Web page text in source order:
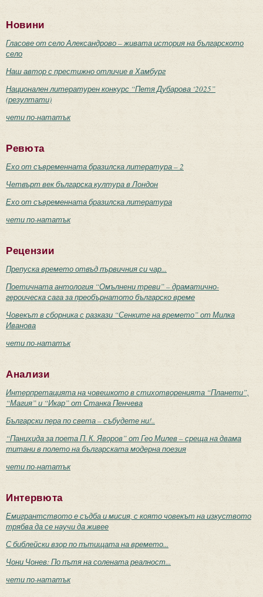
Новини
Гласове от село Александрово – живата история на българското
село
Наш автор с престижно отличие в Хамбург
Национален литературен конкурс “Петя Дубарова ‘2025”
(резултати)
чети по-нататък
Ревюта
Ехо от съвременната бразилска литература – 2
Четвърт век българска култура в Лондон
Ехо от съвременната бразилска литература
чети по-нататък
Рецензии
Препуска времето отвъд първичния си чар...
Поетичната антология “Омълнени треви” – драматично-
героическа сага за преобърнатото българско време
Човекът в сборника с разкази “Сенките на времето” от Милка
Иванова
чети по-нататък
Анализи
Интерпретацията на човешкото в стихотворенията “Планети”,
“Магия” и “Икар” от Станка Пенчева
Български пера по света – събудете ни!..
“Панихида за поета П. К. Яворов” от Гео Милев – среща на двама
титани в полето на българската модерна поезия
чети по-нататък
Интервюта
Емигрантството е съдба и мисия, с която човекът на изкуството
трябва да се научи да живее
С библейски взор по пътищата на времето...
Чони Чонев: По пътя на солената реалност...
чети по-нататък